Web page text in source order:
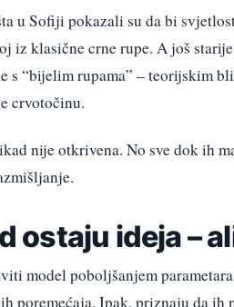
u Sofiji pokazali su da bi
iz klasične crne rupe. A još
s “bijelim rupama” – teorijskim
crvotočinu.
nije otkrivena. No sve dok ih
ostaju ideja –
model poboljšanjem
poremećaja. Ipak, priznaju da ih